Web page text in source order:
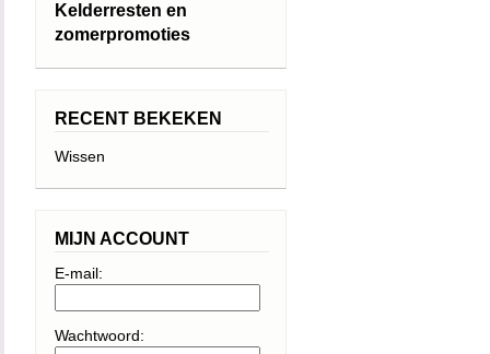
Kelderresten en
zomerpromoties
RECENT BEKEKEN
Wissen
MIJN ACCOUNT
E-mail:
Wachtwoord: